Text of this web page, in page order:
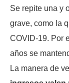
Se repite una y
grave, como la
COVID-19. Por
años se
La manera de